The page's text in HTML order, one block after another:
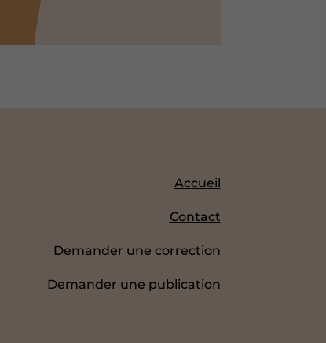
Accueil
Contact
Demander une correction
Demander une publication